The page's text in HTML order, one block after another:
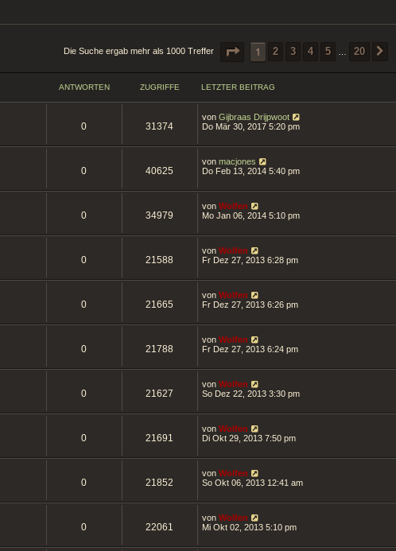
Die Suche ergab mehr als 1000 Treffer SEITE1 VON20
1 2 3 4 5 20
ANTWORTEN ZUGRIFFE LETZTER BEITRAG
0 31374
von Gijbraas Drijpwoot
Do Mär 30, 2017 5:20 pm
0 40625
von macjones
Do Feb 13, 2014 5:40 pm
0 34979
von Wolfen
Mo Jan 06, 2014 5:10 pm
0 21588
von Wolfen
Fr Dez 27, 2013 6:28 pm
0 21665
von Wolfen
Fr Dez 27, 2013 6:26 pm
0 21788
von Wolfen
Fr Dez 27, 2013 6:24 pm
0 21627
von Wolfen
So Dez 22, 2013 3:30 pm
0 21691
von Wolfen
Di Okt 29, 2013 7:50 pm
0 21852
von Wolfen
So Okt 06, 2013 12:41 am
0 22061
von Wolfen
Mi Okt 02, 2013 5:10 pm